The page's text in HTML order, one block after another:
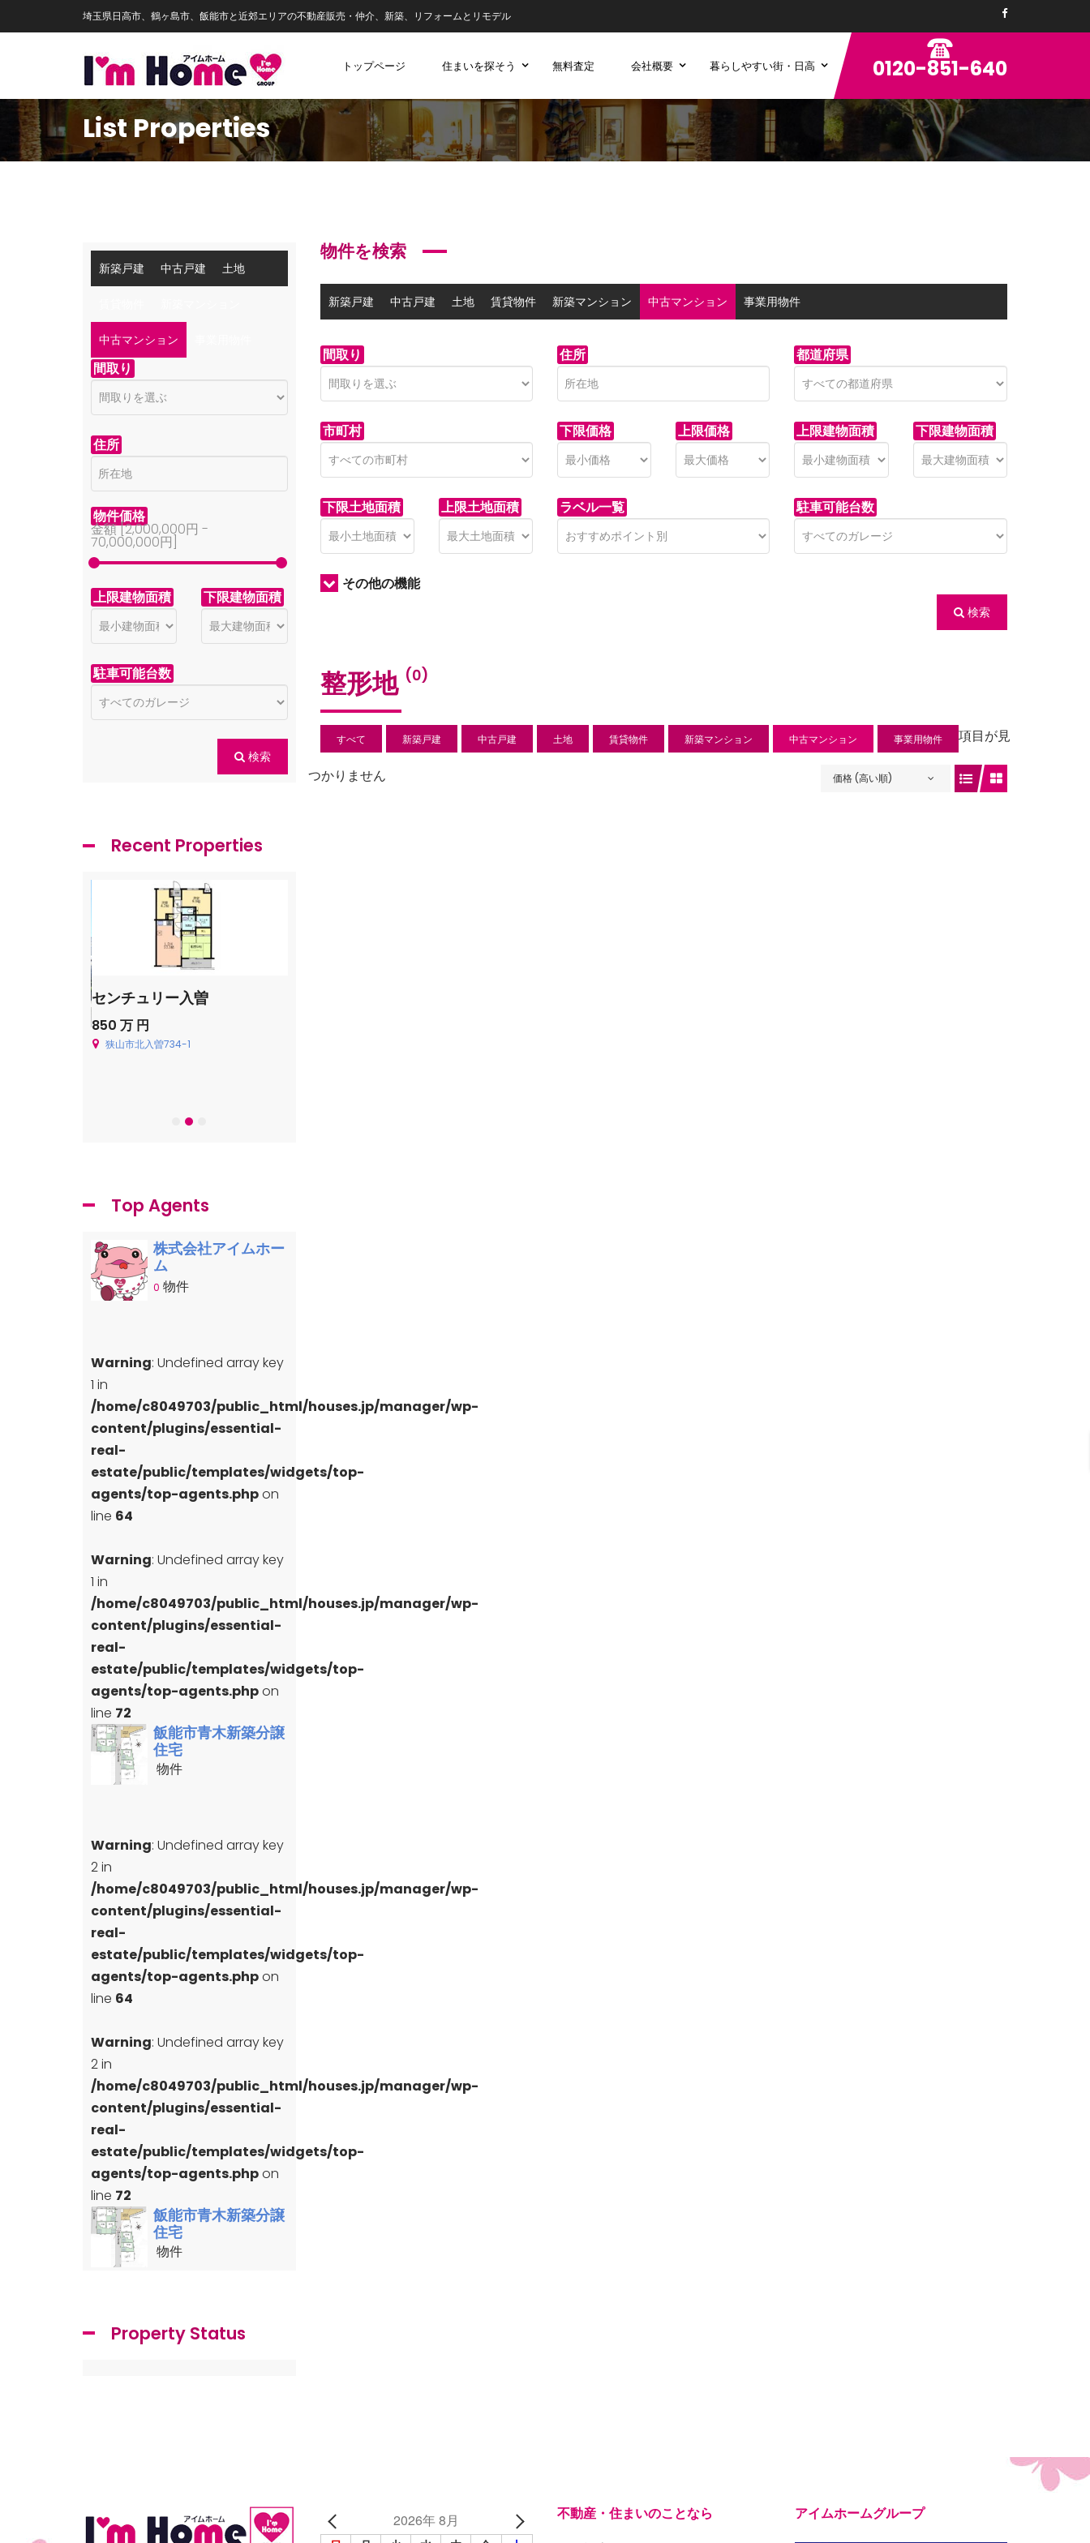
埼玉県日高市、鶴ヶ島市、飯能市と近郊エリアの不動産販売・仲介、新築、リフォームとリモデル
トップページ 住まいを探そう 無料査定 会社概要 暮らしやすい街・日高 0120-851-640
List Properties
物件を検索
新築戸建 中古戸建 土地 賃貸物件 新築マンション 中古マンション 事業用物件
間取り 住所 都道府県
市町村 下限価格 上限価格 上限建物面積 下限建物面積
下限土地面積 上限土地面積 ラベル一覧 駐車可能台数
その他の機能
検索
整形地 (0)
すべて 新築戸建 中古戸建 土地 賃貸物件 新築マンション 中古マンション 事業用物件
価格 (高い順)
項目が見
つかりません
新築戸建 中古戸建 土地
中古マンション
間取り
住所
物件価格
金額 [2,000,000円 -
70,000,000円
上限建物面積 下限建物面積
駐車可能台数
検索
Recent Properties
センチュリー入曽
850 万 円
狭山市北入曽734-1
Top Agents
株式会社アイムホー
ム
0 物件
Warning: Undefined array key
1 in
/home/c8049703/public_html/houses.jp/manager/wp-
content/plugins/essential-
real-
estate/public/templates/widgets/top-
agents/top-agents.phpon
line 64
Warning: Undefined array key
1 in
/home/c8049703/public_html/houses.jp/manager/wp-
content/plugins/essential-
real-
estate/public/templates/widgets/top-
agents/top-agents.phpon
line 72
飯能市青木新築分譲
住宅
物件
Warning: Undefined array key
2 in
/home/c8049703/public_html/houses.jp/manager/wp-
content/plugins/essential-
real-
estate/public/templates/widgets/top-
agents/top-agents.phpon
line 64
Warning: Undefined array key
2 in
/home/c8049703/public_html/houses.jp/manager/wp-
content/plugins/essential-
real-
estate/public/templates/widgets/top-
agents/top-agents.phpon
line 72
飯能市青木新築分譲
住宅
物件
Property Status
2026年 8月
不動産・住まいのことなら
アイムホームグループ